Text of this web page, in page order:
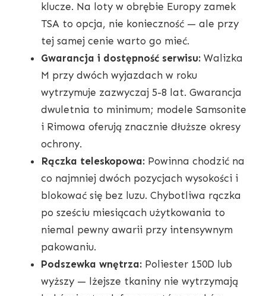
klucze. Na loty w obrębie Europy zamek
TSA to opcja, nie konieczność — ale przy
tej samej cenie warto go mieć.
Gwarancja i dostępność serwisu: Walizka
M przy dwóch wyjazdach w roku
wytrzymuje zazwyczaj 5-8 lat. Gwarancja
dwuletnia to minimum; modele Samsonite
i Rimowa oferują znacznie dłuższe okresy
ochrony.
Rączka teleskopowa: Powinna chodzić na
co najmniej dwóch pozycjach wysokości i
blokować się bez luzu. Chybotliwa rączka
po sześciu miesiącach użytkowania to
niemal pewny awarii przy intensywnym
pakowaniu.
Podszewka wnętrza: Poliester 150D lub
wyższy — lżejsze tkaniny nie wytrzymają